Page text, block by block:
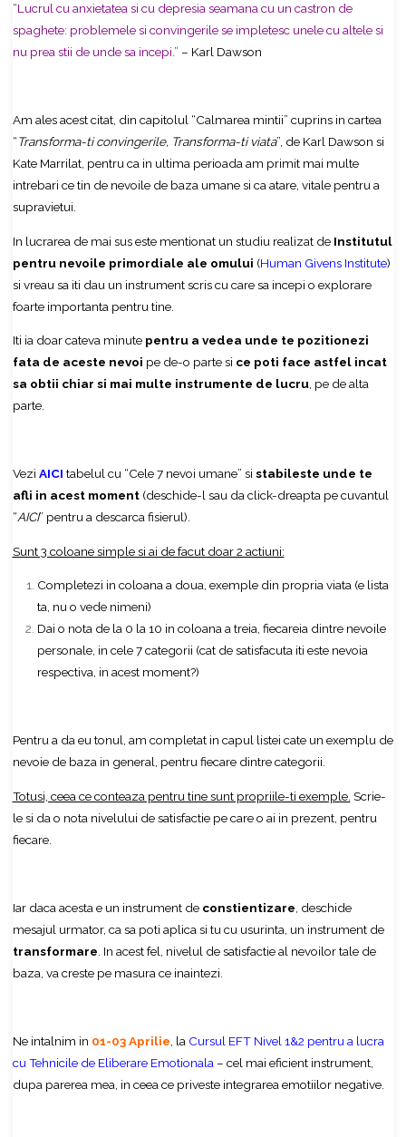
“Lucrul cu anxietatea si cu depresia seamana cu un castron de
spaghete: problemele si convingerile se impletesc unele cu altele si
nu prea stii de unde sa incepi.” – Karl Dawson
Am ales acest citat, din capitolul “Calmarea mintii” cuprins in cartea
“Transforma-ti convingerile, Transforma-ti viata”, de Karl Dawson si
Kate Marrilat, pentru ca in ultima perioada am primit mai multe
intrebari ce tin de nevoile de baza umane si ca atare, vitale pentru a
supravietui.
In lucrarea de mai sus este mentionat un studiu realizat de Institutul
pentru nevoile primordiale ale omului (Human Givens Institute)
si vreau sa iti dau un instrument scris cu care sa incepi o explorare
foarte importanta pentru tine.
Iti ia doar cateva minute pentru a vedea unde te pozitionezi
fata de aceste nevoi pe de-o parte si ce poti face astfel incat
sa obtii chiar si mai multe instrumente de lucru, pe de alta
parte.
Vezi AICI tabelul cu “Cele 7 nevoi umane” si stabileste unde te
afli in acest moment(deschide-l sau da click-dreapta pe cuvantul
“AICI” pentru a descarca fisierul).
Sunt 3 coloane simple si ai de facut doar 2 actiuni:
Completezi in coloana a doua, exemple din propria viata (e lista
ta, nu o vede nimeni)
Dai o nota de la 0 la 10 in coloana a treia, fiecareia dintre nevoile
personale, in cele 7 categorii (cat de satisfacuta iti este nevoia
respectiva, in acest moment?)
Pentru a da eu tonul, am completat in capul listei cate un exemplu de
nevoie de baza in general, pentru fiecare dintre categorii.
Totusi, ceea ce conteaza pentru tine sunt propriile-ti exemple. Scrie-
le si da o nota nivelului de satisfactie pe care o ai in prezent, pentru
fiecare.
Iar daca acesta e un instrument de constientizare , deschide
mesajul urmator, ca sa poti aplica si tu cu usurinta, un instrument de
transformare . In acest fel, nivelul de satisfactie al nevoilor tale de
baza, va creste pe masura ce inaintezi.
Ne intalnim in 01-03 Aprilie , la Cursul EFT Nivel 1&2 pentru a lucra
cu Tehnicile de Eliberare Emotionala – cel mai eficient instrument,
dupa parerea mea, in ceea ce priveste integrarea emotiilor negative.